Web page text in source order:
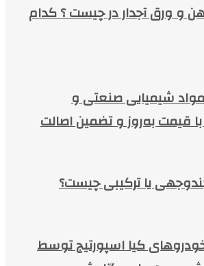
و ورق آجدار در چیست ؟ کدام
مواد شیمیایی صنعتی و
قیمت به‌روز و تضمین اصالت
یا ترکیبی چیست؟
کیا اسپورتیج توسط